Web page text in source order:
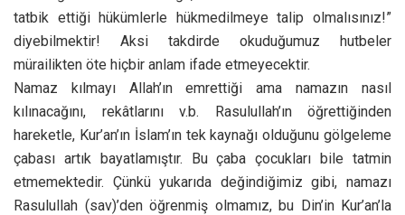
tatbik ettiği hükümlerle hükmedilmeye talip olmalısınız!”
diyebilmektir! Aksi takdirde okuduğumuz hutbeler
mürailikten öte hiçbir anlam ifade etmeyecektir.
Namaz kılmayı Allah’ın emrettiği ama namazın nasıl
kılınacağını, rekâtlarını v.b. Rasulullah’ın öğrettiğinden
hareketle, Kur’an’ın İslam’ın tek kaynağı olduğunu gölgeleme
çabası artık bayatlamıştır. Bu çaba çocukları bile tatmin
etmemektedir. Çünkü yukarıda değindiğimiz gibi, namazı
Rasulullah (sav)’den öğrenmiş olmamız, bu Din’in Kur’an’la